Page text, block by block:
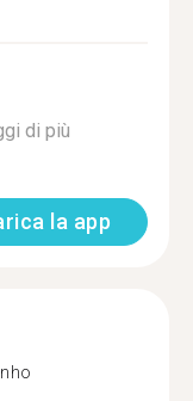
di più
la app